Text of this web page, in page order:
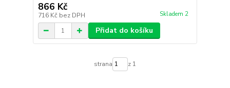
866 Kč
716 Kč bez DPH Skladem 2
Přidat do košíku
strana z 1